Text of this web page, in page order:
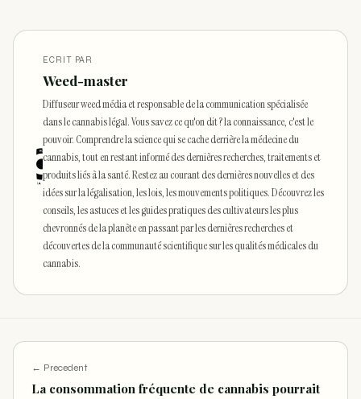
ECRIT PAR
Weed-master
Diffuseur weed média et responsable de la communication spécialisée
dans le cannabis légal. Vous savez ce qu'on dit ? la connaissance, c'est le
pouvoir. Comprendre la science qui se cache derrière la médecine du
cannabis, tout en restant informé des dernières recherches, traitements et
produits liés à la santé. Restez au courant des dernières nouvelles et des
idées sur la légalisation, les lois, les mouvements politiques. Découvrez les
conseils, les astuces et les guides pratiques des cultivateurs les plus
chevronnés de la planète en passant par les dernières recherches et
découvertes de la communauté scientifique sur les qualités médicales du
cannabis.
← Precedent
La consommation fréquente de cannabis pourrait